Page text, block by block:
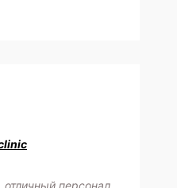
персонал,